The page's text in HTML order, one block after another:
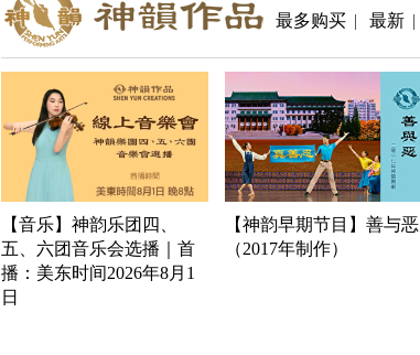
最多购买 | 最新 |
【音乐】神韵乐团四、
五、六团音乐会选播｜首
播：美东时间2026年8月1
日
【神韵早期节目】善与恶
（2017年制作）